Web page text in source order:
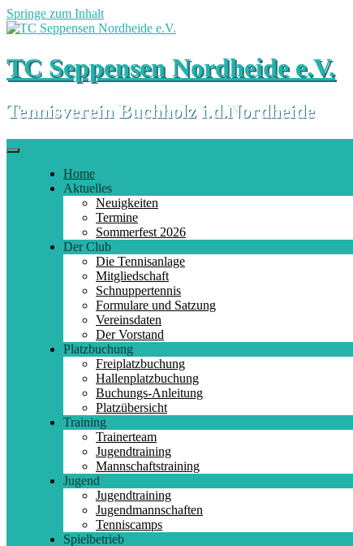
Springe zum Inhalt
TC Seppensen Nordheide e.V.
Tennisverein Buchholz i.d.Nordheide
Home
Aktuelles
Neuigkeiten
Termine
Sommerfest 2026
Der Club
Die Tennisanlage
Mitgliedschaft
Schnuppertennis
Formulare und Satzung
Vereinsdaten
Der Vorstand
Platzbuchung
Freiplatzbuchung
Hallenplatzbuchung
Buchungs-Anleitung
Platzübersicht
Training
Trainerteam
Jugendtraining
Mannschaftstraining
Jugend
Jugendtraining
Jugendmannschaften
Tenniscamps
Spielbetrieb